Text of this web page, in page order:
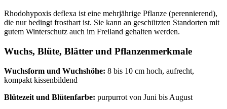
Rhodohypoxis deflexa ist eine mehrjährige Pflanze (perennierend),
die nur bedingt frosthart ist. Sie kann an geschützten Standorten mit
gutem Winterschutz auch im Freiland gehalten werden.
Wuchs, Blüte, Blätter und Pflanzenmerkmale
Wuchsform und Wuchshöhe: 8 bis 10 cm hoch, aufrecht,
kompakt kissenbildend
Blütezeit und Blütenfarbe: purpurrot von Juni bis August